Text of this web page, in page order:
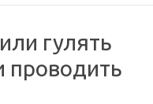
гулять
проводить